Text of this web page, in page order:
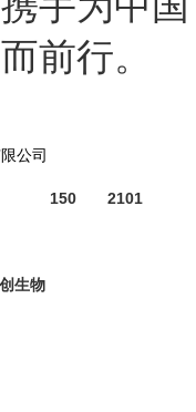
前行。
公司
150 2101
生物